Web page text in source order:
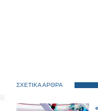
ΣΧΕΤΙΚΑ ΑΡΘΡΑ